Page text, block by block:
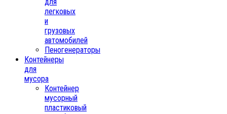
легковых
и
грузовых
автомобилей
Пеногенераторы
Контейнеры
для
мусора
Контейнер
мусорный
пластиковый